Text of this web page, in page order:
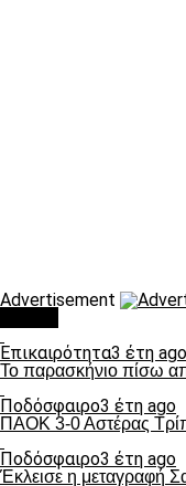
Advertisement
Επικαιρότητα3 έτη ago
Το παρασκήνιο πίσω
Ποδόσφαιρο3 έτη ago
ΠΑΟΚ 3-0 Αστέρας
Ποδόσφαιρο3 έτη ago
Έκλεισε η μεταγραφή